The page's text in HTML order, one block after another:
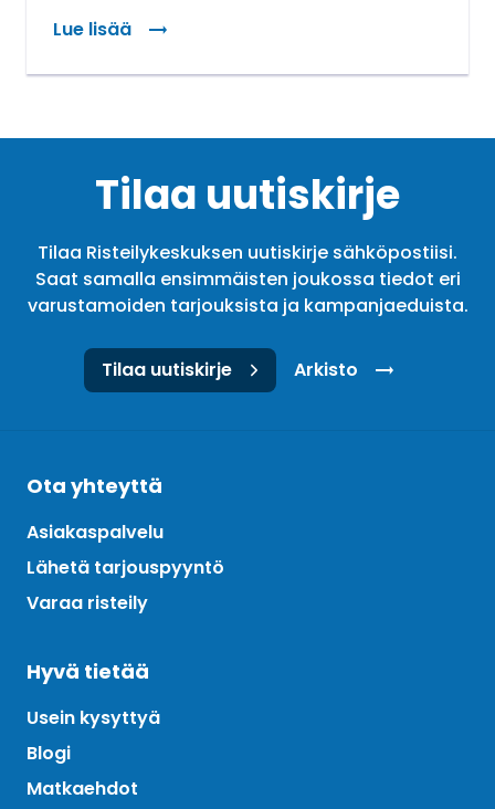
Lue lisää
Tilaa uutiskirje
Tilaa Risteilykeskuksen uutiskirje sähköpostiisi.
Saat samalla ensimmäisten joukossa tiedot eri
varustamoiden tarjouksista ja kampanjaeduista.
Tilaa uutiskirje Arkisto
Ota yhteyttä
Asiakaspalvelu
Lähetä tarjouspyyntö
Varaa risteily
Hyvä tietää
Usein kysyttyä
Blogi
Matkaehdot